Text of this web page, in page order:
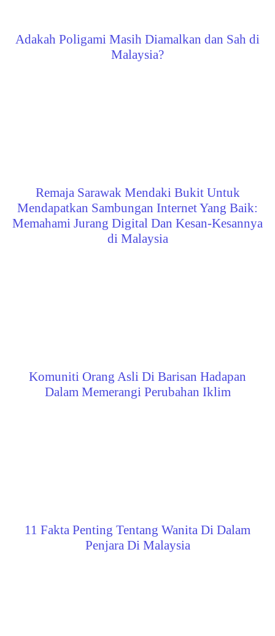
Adakah Poligami Masih Diamalkan dan Sah di
Malaysia?
Remaja Sarawak Mendaki Bukit Untuk
Mendapatkan Sambungan Internet Yang Baik:
Memahami Jurang Digital Dan Kesan-Kesannya
di Malaysia
Komuniti Orang Asli Di Barisan Hadapan
Dalam Memerangi Perubahan Iklim
11 Fakta Penting Tentang Wanita Di Dalam
Penjara Di Malaysia